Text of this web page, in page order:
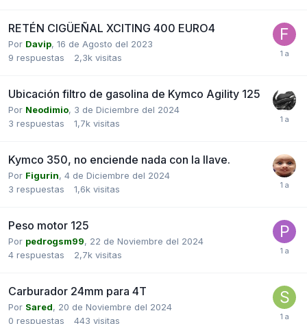
RETÉN CIGÜEÑAL XCITING 400 EURO4
Por Davip, 16 de Agosto del 2023
9 respuestas 2,3k visitas
Ubicación filtro de gasolina de Kymco Agility 125
Por Neodimio, 3 de Diciembre del 2024
3 respuestas 1,7k visitas
Kymco 350, no enciende nada con la llave.
Por Figurin, 4 de Diciembre del 2024
3 respuestas 1,6k visitas
Peso motor 125
Por pedrogsm99, 22 de Noviembre del 2024
4 respuestas 2,7k visitas
Carburador 24mm para 4T
Por Sared, 20 de Noviembre del 2024
0 respuestas 443 visitas